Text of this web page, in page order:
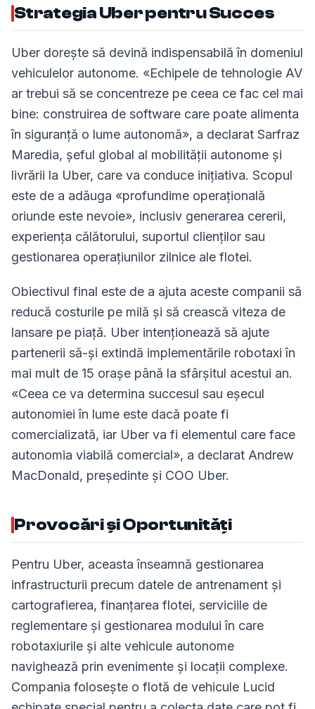
Strategia Uber pentru Succes
Uber dorește să devină indispensabilă în domeniul
vehiculelor autonome. «Echipele de tehnologie AV
ar trebui să se concentreze pe ceea ce fac cel mai
bine: construirea de software care poate alimenta
în siguranță o lume autonomă», a declarat Sarfraz
Maredia, șeful global al mobilității autonome și
livrării la Uber, care va conduce inițiativa. Scopul
este de a adăuga «profundime operațională
oriunde este nevoie», inclusiv generarea cererii,
experiența călătorului, suportul clienților sau
gestionarea operațiunilor zilnice ale flotei.
Obiectivul final este de a ajuta aceste companii să
reducă costurile pe milă și să crească viteza de
lansare pe piață. Uber intenționează să ajute
partenerii să-și extindă implementările robotaxi în
mai mult de 15 orașe până la sfârșitul acestui an.
«Ceea ce va determina succesul sau eșecul
autonomiei în lume este dacă poate fi
comercializată, iar Uber va fi elementul care face
autonomia viabilă comercial», a declarat Andrew
MacDonald, președinte și COO Uber.
Provocări și Oportunități
Pentru Uber, aceasta înseamnă gestionarea
infrastructurii precum datele de antrenament și
cartografierea, finanțarea flotei, serviciile de
reglementare și gestionarea modului în care
robotaxiurile și alte vehicule autonome
navighează prin evenimente și locații complexe.
Compania folosește o flotă de vehicule Lucid